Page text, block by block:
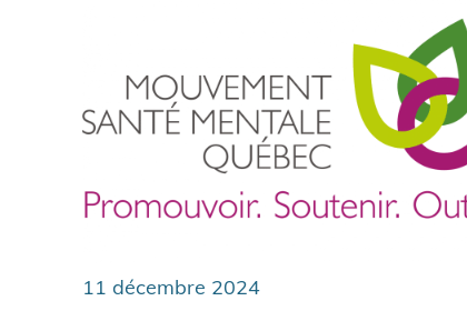
11 décembre 2024